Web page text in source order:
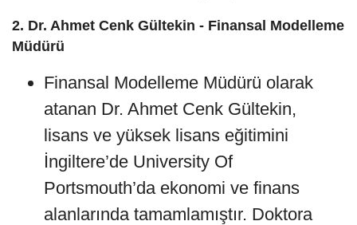
2. Dr. Ahmet Cenk Gültekin - Finansal Modelleme
Müdürü
Finansal Modelleme Müdürü olarak
atanan Dr. Ahmet Cenk Gültekin,
lisans ve yüksek lisans eğitimini
İngiltere’de University Of
Portsmouth’da ekonomi ve finans
alanlarında tamamlamıştır. Doktora